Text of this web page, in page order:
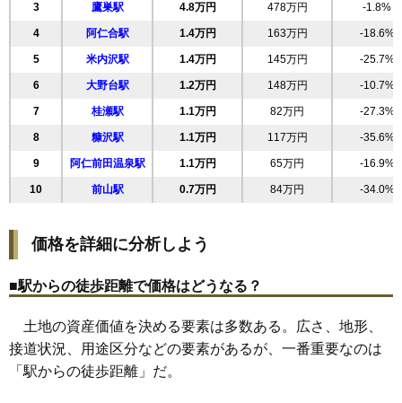
21 浦田 1.0万円 180万円 -20.3%
22 阿仁前田 1.0万円 62万円 -22.7%
23 阿仁比立内 0.9万円 220万円 -10.5%
24 羽根山 0.8万円 106万円 -31.5%
25 今泉 0.7万円 107万円 -34.3%
26 七日市 0.6万円 63万円 -42.5%
27 三里 0.5万円 103万円 -20.9%
3 鷹巣駅 4.8万円 478万円 -1.8%
4 阿仁合駅 1.4万円 163万円 -18.6%
5 米内沢駅 1.4万円 145万円 -25.7%
6 大野台駅 1.2万円 148万円 -10.7%
7 桂瀬駅 1.1万円 82万円 -27.3%
8 糠沢駅 1.1万円 117万円 -35.6%
9 阿仁前田温泉駅 1.1万円 65万円 -16.9%
10 前山駅 0.7万円 84万円 -34.0%
価格を詳細に分析しよう
■駅からの徒歩距離で価格はどうなる？
土地の資産価値を決める要素は多数ある。広さ、地形、
接道状況、用途区分などの要素があるが、一番重要なのは
「駅からの徒歩距離」だ。